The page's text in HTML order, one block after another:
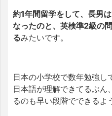
約1年間留学をして、長男
なったのと、英検準2級の
るみたいです。
日本の小学校で数年勉強し
日本語が理解できてるぶん
るのも早い段階でできるよ